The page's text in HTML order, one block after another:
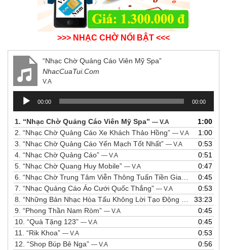
>>> NHẠC CHỜ NỔI BẬT <<<
“Nhạc Chờ Quảng Cáo Viên Mỹ Spa”
NhacCuaTui.Com
V.A
Trình
chơi
00:00 00:00
1. “Nhạc Chờ Quảng Cáo Viên Mỹ Spa” — V.A
1:00
2. “Nhạc Chờ Quảng Cáo Xe Khách Thảo Hồng” — V.A
1:00
3. “Nhạc Chờ Quảng Cáo Yến Mạch Tốt Nhất” — V.A
0:53
4. “Nhạc Chờ Quảng Cáo” — V.A
0:51
5. “Nhạc Chờ Quang Huy Mobile” — V.A
0:47
6. “Nhạc Chờ Trung Tâm Viễn Thông Tuấn Tiền Giang” — V.A
0:45
7. “Nhạc Quảng Cáo Áo Cưới Quốc Thắng” — V.A
0:53
8. “Những Bản Nhạc Hòa Tấu Không Lời Tạo Động Lực Hay Nhất”
33:23
9. “Phong Thần Nam Ròm” — V.A
0:45
10. “Quà Tặng 123” — V.A
0:45
11. “Rik Khoa” — V.A
0:53
12. “Shop Búp Bê Nga” — V.A
0:56